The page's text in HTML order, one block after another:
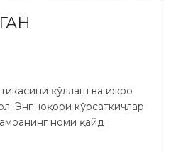
қўллаш ва ижро
Энг юқори кўрсаткичлар
номи қайд